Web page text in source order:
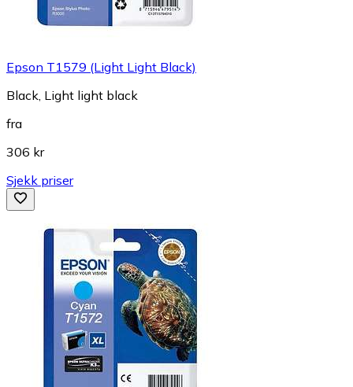
Epson T1579 (Light Light Black)
Black, Light light black
fra
306 kr
Sjekk priser